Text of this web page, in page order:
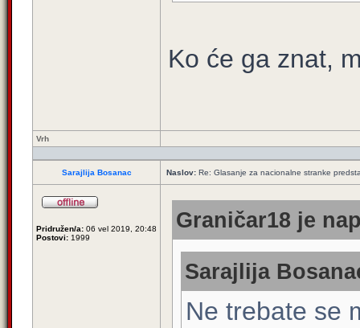
Ko će ga znat,
Vrh
Sarajlija Bosanac Naslov: Re: Glasanje za nacionalne stranke
Pridružen/a: 06 vel 2019, 20:48
Postovi: 1999
Graničar18 je
Sarajlija
Ne trebate se